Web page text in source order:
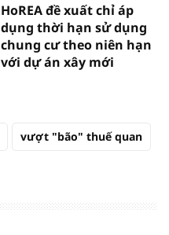
HoREA đề xuất chỉ áp
dụng thời hạn sử dụng
chung cư theo niên hạn
với dự án xây mới
vượt "bão" thuế quan